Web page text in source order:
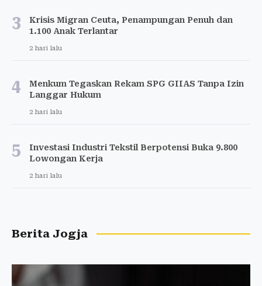
3
Krisis Migran Ceuta, Penampungan Penuh dan
1.100 Anak Terlantar
2 hari lalu
4
Menkum Tegaskan Rekam SPG GIIAS Tanpa Izin
Langgar Hukum
2 hari lalu
5
Investasi Industri Tekstil Berpotensi Buka 9.800
Lowongan Kerja
2 hari lalu
Berita Jogja